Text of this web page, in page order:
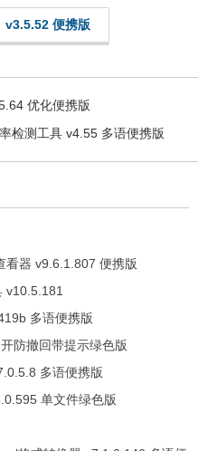
v3.5.52 便携版
优化便携版
检测工具 v4.55 多语便携版
看器 v9.6.1.807 便携版
v10.5.181
多语便携版
防撤回带提示绿色版
多语便携版
单文件绿色版